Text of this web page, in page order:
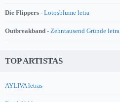
Die Flippers - Lotosblume letra
Outbreakband - Zehntausend Gründe letra
TOP ARTISTAS
AYLIVA letras